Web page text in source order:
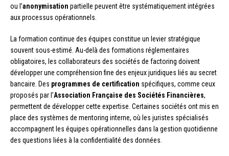
ou l’anonymisation partielle peuvent être systématiquement intégrées
aux processus opérationnels.
La formation continue des équipes constitue un levier stratégique
souvent sous-estimé. Au-delà des formations réglementaires
obligatoires, les collaborateurs des sociétés de factoring doivent
développer une compréhension fine des enjeux juridiques liés au secret
bancaire. Des programmes de certification spécifiques, comme ceux
proposés par l’Association Française des Sociétés Financières,
permettent de développer cette expertise. Certaines sociétés ont mis en
place des systèmes de mentoring interne, où les juristes spécialisés
accompagnent les équipes opérationnelles dans la gestion quotidienne
des questions liées à la confidentialité des données.